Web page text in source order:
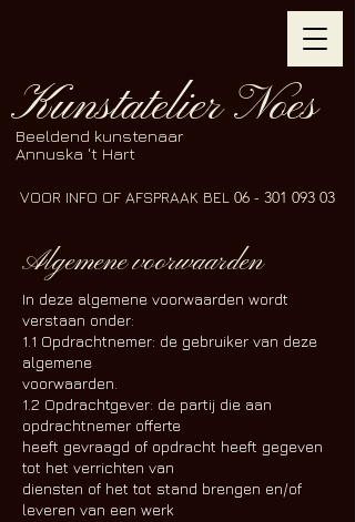
VOOR INFO OF AFSPRAAK BEL 06 - 301 093 03
Kunstatelier Noes
Beeldend kunstenaar
Annuska 't Hart
Algemene voorwaarden
In deze algemene voorwaarden wordt
verstaan onder:
1.1 Opdrachtnemer: de gebruiker van deze
algemene
voorwaarden.
1.2 Opdrachtgever: de partij die aan
opdrachtnemer offerte
heeft gevraagd of opdracht heeft gegeven
tot het verrichten van
diensten of het tot stand brengen en/of
leveren van een werk